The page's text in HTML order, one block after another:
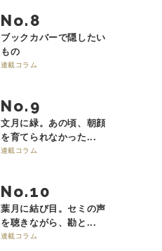
No.
ブックカバーで隠したい
もの
連載コラム
No.
文月に緑。あの頃、朝顔
を育てられなかった...
連載コラム
No.
葉月に結び目。セミの声
を聴きながら、勘と...
連載コラム